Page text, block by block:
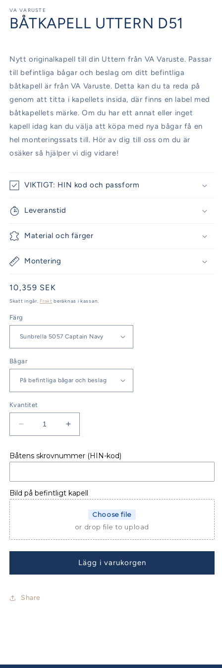
1
i
modalfönster
VA VARUSTE
BÅTKAPELL UTTERN D51
Nytt originalkapell till din Uttern från VA Varuste. Passar
till befintliga bågar och beslag om ditt befintliga
båtkapell är från VA Varuste. Detta kan du ta reda på
genom att titta i kapellets insida, där finns en label med
båtkapellets märke. Om du har ett annat eller inget
kapell idag kan du välja att köpa med nya bågar få en
hel monteringssats till. Hör av dig till oss om du är
osäker så hjälper vi dig vidare!
VIKTIGT: HIN kod och passform
Leveranstid
Material och färger
Montering
Ordinarie
pris
10,359 SEK
Skatt ingår. Frakt beräknas i kassan.
Färg
Bågar
Kvantitet
Minska
kvantitet
BÅTKAPELL
D51
Öka
kvantitet
BÅTKAPELL
D51
Båtens skrovnummer (HIN-kod)
Bild på befintligt kapell
Choose file
or drop file to upload
Lägg i varukorgen
Share